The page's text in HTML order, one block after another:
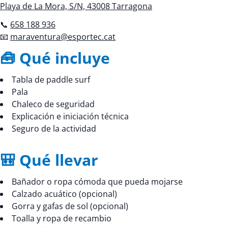
Playa de La Mora, S/N, 43008 Tarragona
📞 658 188 936
📧 maraventura@esportec.cat
🧰 Qué incluye
Tabla de paddle surf
Pala
Chaleco de seguridad
Explicación e iniciación técnica
Seguro de la actividad
🎒 Qué llevar
Bañador o ropa cómoda que pueda mojarse
Calzado acuático (opcional)
Gorra y gafas de sol (opcional)
Toalla y ropa de recambio